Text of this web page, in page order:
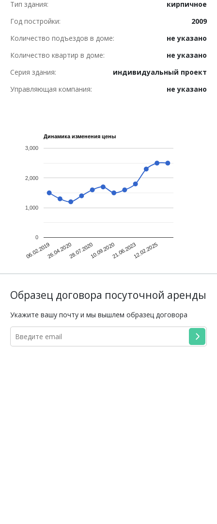
Тип здания:
кирпичное
Год постройки:
2009
Количество подъездов в доме:
не указано
Количество квартир в доме:
не указано
Серия здания:
индивидуальный проект
Управляющая компания:
не указано
Динамика изменения цены
06.02.201926.04.202028.07.202010.09.202021.06.202312.02.2025
0
1,000
2,000
3,000
Образец договора посуточной аренды
Укажите вашу почту и мы вышлем образец договора